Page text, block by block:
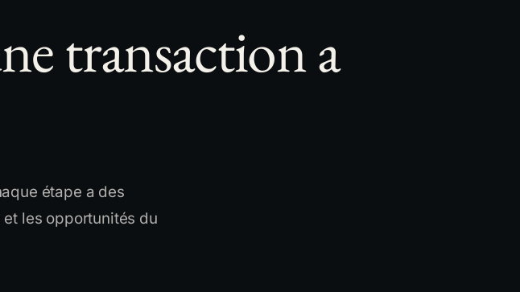
transaction a
étape a des
les opportunités du